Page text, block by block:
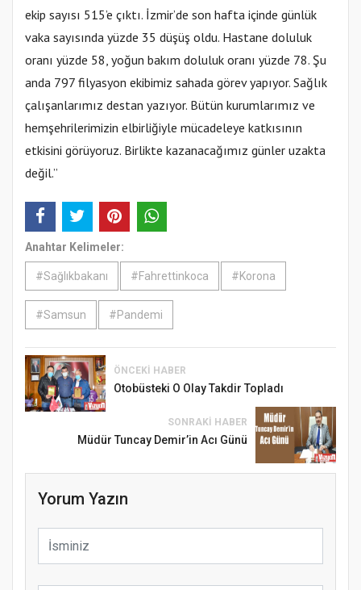
ekip sayısı 515’e çıktı. İzmir’de son hafta içinde günlük
vaka sayısında yüzde 35 düşüş oldu. Hastane doluluk
oranı yüzde 58, yoğun bakım doluluk oranı yüzde 78. Şu
anda 797 filyasyon ekibimiz sahada görev yapıyor. Sağlık
çalışanlarımız destan yazıyor. Bütün kurumlarımız ve
hemşehrilerimizin elbirliğiyle mücadeleye katkısının
etkisini görüyoruz. Birlikte kazanacağımız günler uzakta
değil.”
Anahtar Kelimeler:
#Sağlıkbakanı #Fahrettinkoca #Korona
#Samsun #Pandemi
ÖNCEKI HABER
Otobüsteki O Olay Takdir Topladı
SONRAKI HABER
Müdür Tuncay Demir’in Acı Günü
Yorum Yazın